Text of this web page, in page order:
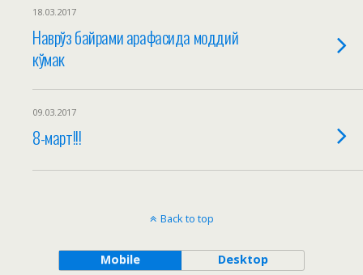
18.03.2017
Наврўз байрами арафасида моддий
кўмак
09.03.2017
8-март!!!
Back to top
Mobile Desktop